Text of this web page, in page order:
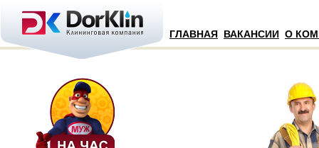
ГЛАВНАЯ ВАКАНСИИ О